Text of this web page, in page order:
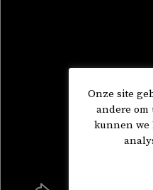
Onze site
andere om
kunnen we